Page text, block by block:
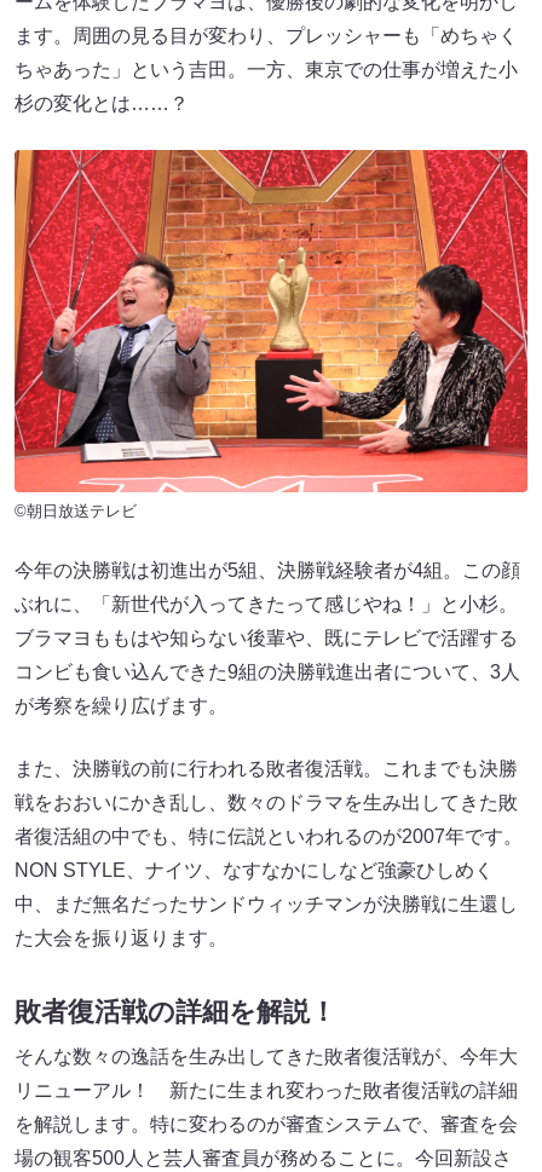
ます。周囲の見る目が変わり、プレッシャーも「めちゃく
ちゃあった」という吉田。一方、東京での仕事が増えた小
杉の変化とは……？
©朝日放送テレビ
今年の決勝戦は初進出が5組、決勝戦経験者が4組。この顔
ぶれに、「新世代が入ってきたって感じやね！」と小杉。
ブラマヨももはや知らない後輩や、既にテレビで活躍する
コンビも食い込んできた9組の決勝戦進出者について、3人
が考察を繰り広げます。
また、決勝戦の前に行われる敗者復活戦。これまでも決勝
戦をおおいにかき乱し、数々のドラマを生み出してきた敗
者復活組の中でも、特に伝説といわれるのが2007年です。
NON STYLE、ナイツ、なすなかにしなど強豪ひしめく
中、まだ無名だったサンドウィッチマンが決勝戦に生還し
た大会を振り返ります。
敗者復活戦の詳細を解説！
そんな数々の逸話を生み出してきた敗者復活戦が、今年大
リニューアル！ 新たに生まれ変わった敗者復活戦の詳細
を解説します。特に変わるのが審査システムで、審査を会
場の観客500人と芸人審査員が務めることに。今回新設さ